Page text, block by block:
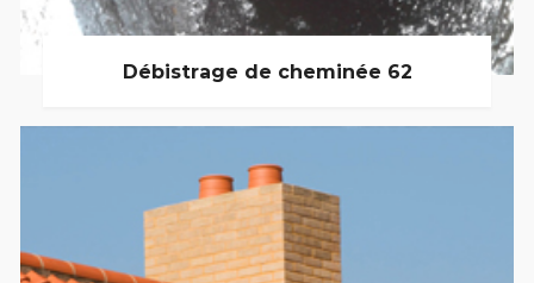
Débistrage de cheminée 62